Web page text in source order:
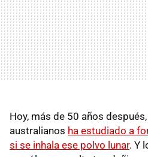
Hoy, más de 50 años
australianos ha estudiado a
si se inhala ese polvo lunar. Y